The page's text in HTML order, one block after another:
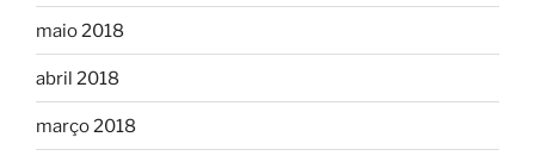
maio 2018
abril 2018
março 2018